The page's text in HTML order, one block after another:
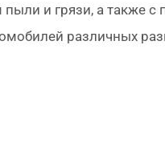
и грязи, а также
различных